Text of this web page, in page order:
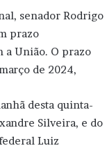
senador Rodrigo
prazo
a União. O prazo
de 2024,
desta quinta-
Silveira, e do
Luiz